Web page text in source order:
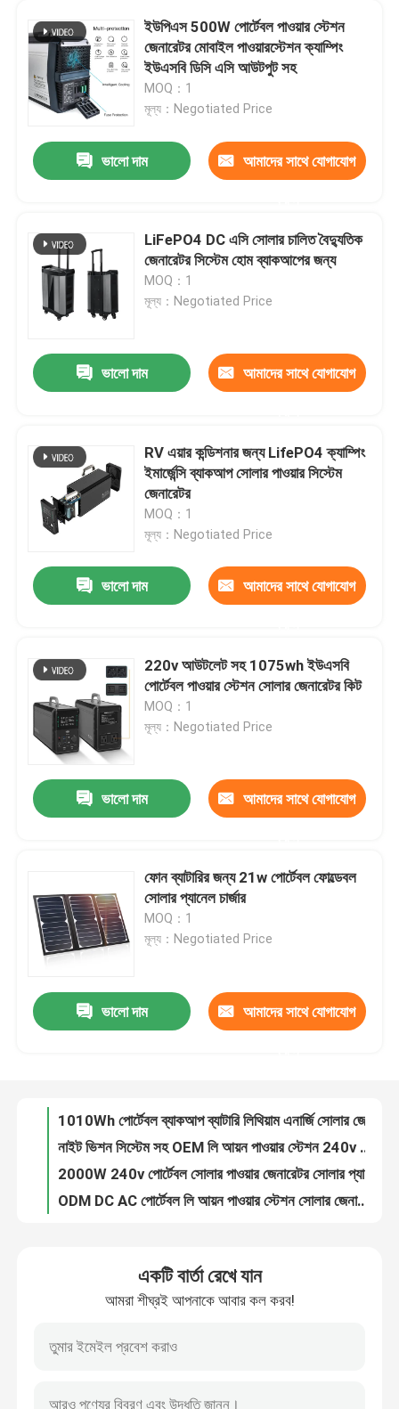
বাড়ি
পণ্য
আমাদের সম্পর্কে
মান নিয়ন্ত্রণ
আমাদের সাথে যোগাযোগ করুন
সোলার জেনারেটর স্টেশন
পোর্টেবল পাওয়ার স্টেশন জেনারেটর
সোলার প্যানেল জেনারেটর
ইউপিএস 500W পোর্টেবল পাওয়ার স্টেশন
জেনারেটর মোবাইল পাওয়ারস্টেশন ক্যাম্পিং
ইউএসবি ডিসি এসি আউটপুট সহ
MOQ：1
মূল্য：Negotiated Price
ভালো দাম আমাদের সাথে যোগাযোগ
LiFePO4 DC এসি সোলার চালিত বৈদ্যুতিক
জেনারেটর সিস্টেম হোম ব্যাকআপের জন্য
MOQ：1
মূল্য：Negotiated Price
ভালো দাম আমাদের সাথে যোগাযোগ
RV এয়ার কন্ডিশনার জন্য LifePO4 ক্যাম্পিং
ইমার্জেন্সি ব্যাকআপ সোলার পাওয়ার সিস্টেম
জেনারেটর
MOQ：1
মূল্য：Negotiated Price
ভালো দাম আমাদের সাথে যোগাযোগ
220v আউটলেট সহ 1075wh ইউএসবি
পোর্টেবল পাওয়ার স্টেশন সোলার জেনারেটর কিট
MOQ：1
মূল্য：Negotiated Price
ভালো দাম আমাদের সাথে যোগাযোগ
ফোন ব্যাটারির জন্য 21w পোর্টেবল ফোল্ডেবল
সোলার প্যানেল চার্জার
MOQ：1
মূল্য：Negotiated Price
ভালো দাম আমাদের সাথে যোগাযোগ
এসি আউটপুট সহ উচ্চ ক্ষমতার রিচার্জেবল সৌর শক্তি চালিত মিনি জেনারেটর 4000W
ক্যাম্পিংয়ের জন্য 2500W 2000watt UPS লি আয়ন পাওয়ার স্টেশন পোর্টেবল সোলার ব্যাটারি ব্যাকআপ
2500W ঘরের জন্য UPS LiFePO4 পোর্টেবল সোলার ব্যাটারি ব্যাকআপ সোলার প্যানেল জেনারেটর
একটি বার্তা রেখে যান
আমরা শীঘ্রই আপনাকে আবার কল করব!